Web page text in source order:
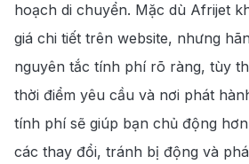
hoạch di chuyển. Mặc dù Afrijet
giá chi tiết trên website, nhưng
nguyên tắc tính phí rõ ràng, tùy
thời điểm yêu cầu và nơi phát
tính phí sẽ giúp bạn chủ động
các thay đổi, tránh bị động và